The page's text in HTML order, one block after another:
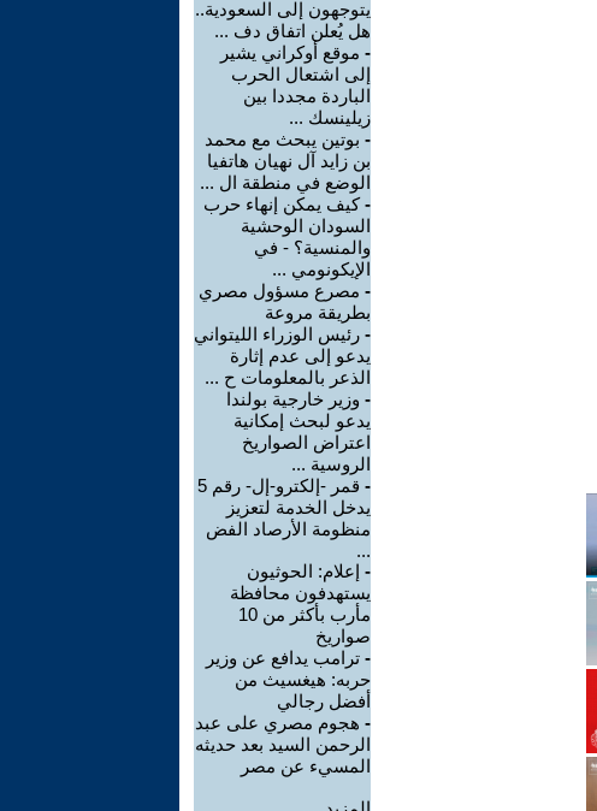
يتوجهون إلى السعودية..
هل يُعلن اتفاق دف ...
- موقع أوكراني يشير
إلى اشتعال الحرب
الباردة مجددا بين
زيلينسك ...
- بوتين يبحث مع محمد
بن زايد آل نهيان هاتفيا
الوضع في منطقة ال ...
-كيف يمكن إنهاء حرب
السودان الوحشية
والمنسية؟ - في
الإيكونومي ...
- مصرع مسؤول مصري
بطريقة مروعة
- رئيس الوزراء الليتواني
يدعو إلى عدم إثارة
الذعر بالمعلومات ح ...
- وزير خارجية بولندا
يدعو لبحث إمكانية
اعتراض الصواريخ
الروسية ...
-
قمر -إلكترو-إل- رقم 5
يدخل الخدمة لتعزيز
منظومة الأرصاد الفض
...
- إعلام: الحوثيون
يستهدفون محافظة
مأرب بأكثر من 10
صواريخ
- ترامب يدافع عن وزير
حربه: هيغسيث من
أفضل رجالي
- هجوم مصري على عبد
الرحمن السيد بعد حديثه
المسيء عن مصر